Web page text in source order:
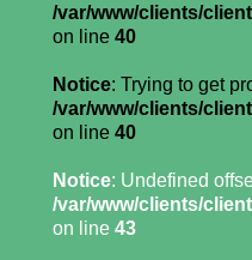
/var/www/clients/
on line 40
Notice: Trying to get
/var/www/clients/
on line 40
Notice: Undefined
/var/www/clients/
on line 43